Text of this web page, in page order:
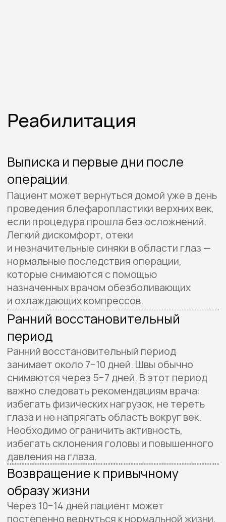
результатами
Смотреть все работы
Стоимость
Вид операции
Пластика верхних век
Стоимость
от 60 000 ₽ до 100 000 ₽
Вид операции
Пластика века (блефаропластика)
нижних век с удалением/
Перераспределением грыж
Стоимость
от 100 000 ₽ до 140 000 ₽
Вид операции
Круговая блефаропластика
Стоимость
от 160 000 до 240 000 ₽
Вид операции
Пластика нижних век
трансконъюктивальным доступом
Стоимость
от 100 000 ₽ до 140 000 ₽